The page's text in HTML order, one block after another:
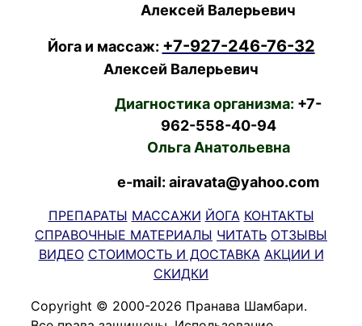
Алексей Валерьевич
Йога и массаж: +7-927-246-76-32
Алексей Валерьевич
Диагностика организма: +7-
962-558-40-94
Ольга Анатольевна
e-mail: airavata@yahoo.com
ПРЕПАРАТЫ МАССАЖИ ЙОГА КОНТАКТЫ
СПРАВОЧНЫЕ МАТЕРИАЛЫ ЧИТАТЬ ОТЗЫВЫ
ВИДЕО СТОИМОСТЬ И ДОСТАВКА АКЦИИ И
СКИДКИ
Copyright © 2000-2026 Пранава Шамбари.